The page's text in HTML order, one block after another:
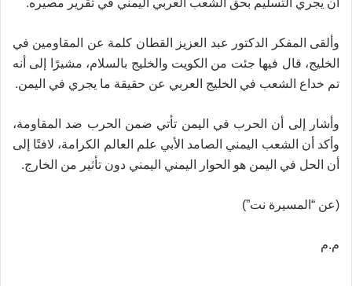
أن يجري التسليم بحق الشعب العربي اليمني في تقرير مصيره
وألقى المفكر الدكتور عبد العزيز القطان كلمة عن المقاومين في
الخليج، قال فيها جئت من الكويت والخليج بالسلام، مشيرًا إلى أنه
تم خداع الشعب في الخليج العربي عن حقيقة ما يجري في اليمن.
وأشار إلى أن الحرب في اليمن تأتي ضمن الحرب ضد المقاومة،
وأكد أن الشعب اليمني الصامد الأبي علم العالم الكرامة، لافتًا إلى
أن الحل في اليمن هو الحوار اليمني اليمني دون تأثير من الخارج.
(عن “المسيرة نت”)
م.م